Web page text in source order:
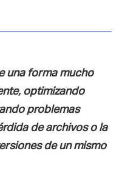
una forma mucho
optimizando
problemas
de archivos o la
de un mismo